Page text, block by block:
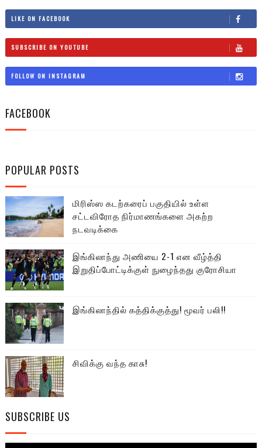
LIKE ON FACEBOOK
SUBSCRIBE ON YOUTUBE
FOLLOW ON INSTAGRAM
FACEBOOK
POPULAR POSTS
மிரிஸ்ஸ கடற்கரைப் பகுதியில் உள்ள
சட்டவிரோத நிர்மாணங்களை அகற்ற
நடவடிக்கை
இங்கிலாந்து அணியை 2-1 என வீழ்த்தி
இறுதிப்போட்டிக்குள் நுழைந்தது குரோசியா
இங்கிலாந்தில் கத்திக்குத்து! மூவர் பலி!!
சிவிக்கு வந்த காசு!
SUBSCRIBE US